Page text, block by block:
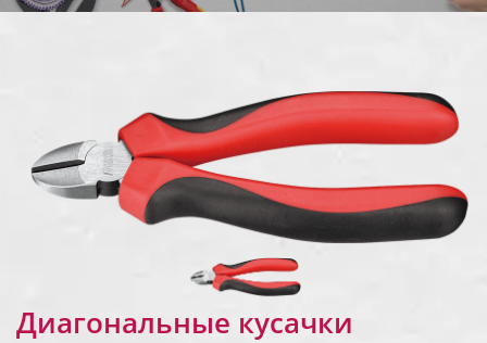
Диагональные кусачки